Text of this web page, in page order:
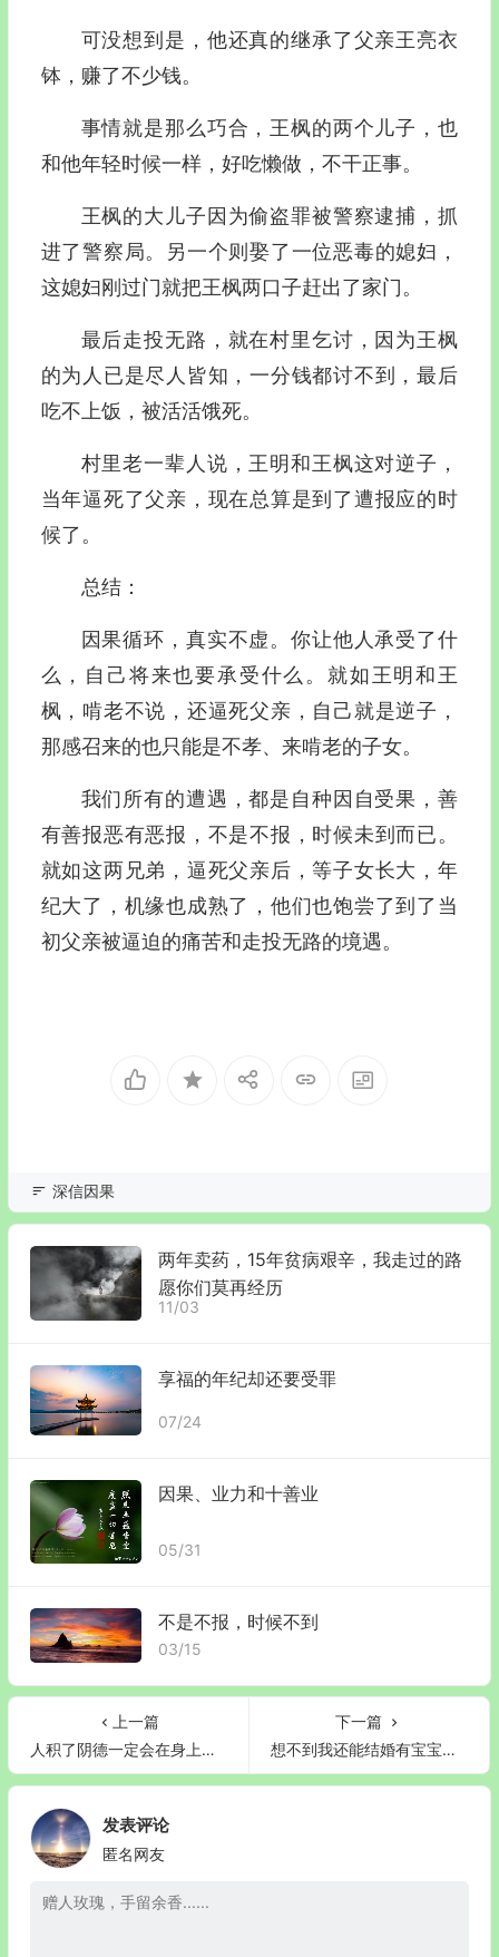
可没想到是，他还真的继承了父亲王亮衣
钵，赚了不少钱。
事情就是那么巧合，王枫的两个儿子，也
和他年轻时候一样，好吃懒做，不干正事。
王枫的大儿子因为偷盗罪被警察逮捕，抓
进了警察局。另一个则娶了一位恶毒的媳妇，
这媳妇刚过门就把王枫两口子赶出了家门。
最后走投无路，就在村里乞讨，因为王枫
的为人已是尽人皆知，一分钱都讨不到，最后
吃不上饭，被活活饿死。
村里老一辈人说，王明和王枫这对逆子，
当年逼死了父亲，现在总算是到了遭报应的时
候了。
总结：
因果循环，真实不虚。你让他人承受了什
么，自己将来也要承受什么。就如王明和王
枫，啃老不说，还逼死父亲，自己就是逆子，
那感召来的也只能是不孝、来啃老的子女。
我们所有的遭遇，都是自种因自受果，善
有善报恶有恶报，不是不报，时候未到而已。
就如这两兄弟，逼死父亲后，等子女长大，年
纪大了，机缘也成熟了，他们也饱尝了到了当
初父亲被逼迫的痛苦和走投无路的境遇。
深信因果
两年卖药，15年贫病艰辛，我走过的路
愿你们莫再经历
11/03
享福的年纪却还要受罪
07/24
因果、业力和十善业
05/31
不是不报，时候不到
03/15
上一篇
人积了阴德一定会在身上留下痕迹，看看你有吗？
下一篇
想不到我还能结婚有宝宝，建筑工地做苦力多年，邪婬三十多年，一位四十五岁大哥的感恩和重生
发表评论
匿名网友